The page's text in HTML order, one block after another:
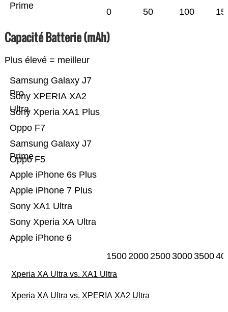
Prime
0 50 100
Capacité Batterie (mAh)
Plus élevé = meilleur
Apple iPhone 6
Sony Xperia XA Ultra
Sony XA1 Ultra
Apple iPhone 7 Plus
Apple iPhone 6s Plus
Oppo F5
Samsung Galaxy J7
Prime
Oppo F7
Sony Xperia XA1 Plus
Sony XPERIA XA2
Ultra
Samsung Galaxy J7
Pro
15002000250030003500
Xperia XA Ultra vs. XA1 Ultra
Xperia XA Ultra vs. XPERIA XA2 Ultra